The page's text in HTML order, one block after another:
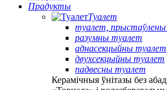
Прадукты
Туалет
туалет, прыстаўлены
разумны туалет
аднасекцыйны туалет
двухсекцыйны туалет
падвесны туалет
Керамічныя ўнітазы без